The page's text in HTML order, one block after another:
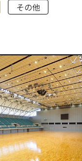
その他